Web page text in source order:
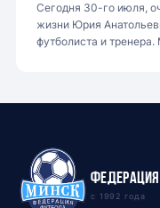
Сегодня 30-го июля,
жизни Юрия
футболиста и
с 1992 года